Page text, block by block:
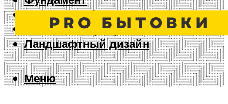
Ворота и забор
Дизайн интерьера
Ландшафтный дизайн
Меню
Меню